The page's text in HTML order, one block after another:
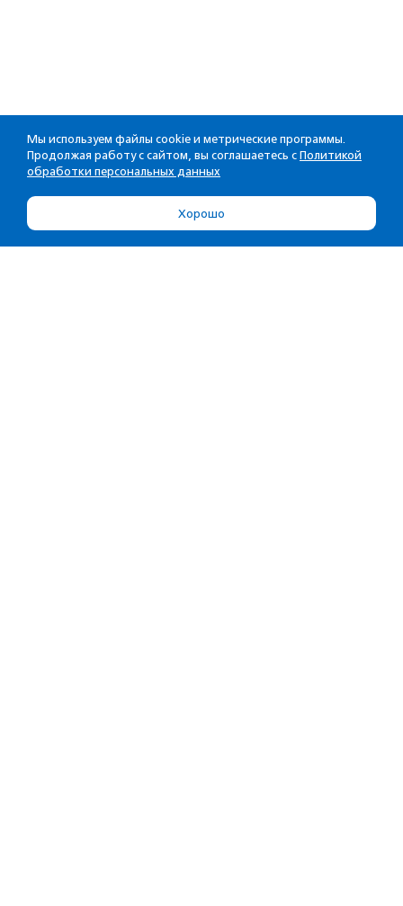
Мы используем файлы cookie и метрические программы.
Продолжая работу с сайтом, вы соглашаетесь с Политикой
обработки персональных данных
Хорошо